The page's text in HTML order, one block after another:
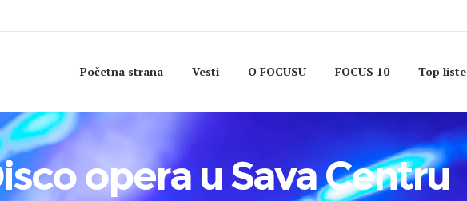
Početna strana Vesti O FOCUSU FOCUS 10 Top liste
opera u Sava Centru